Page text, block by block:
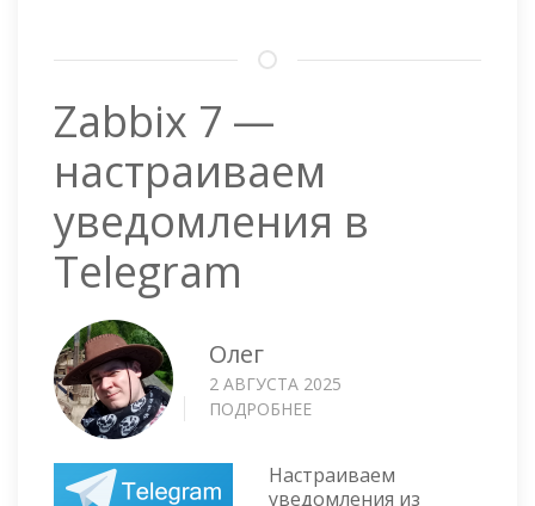
Zabbix 7 —
настраиваем
уведомления в
Telegram
Олег
2 АВГУСТА 2025
ПОДРОБНЕЕ
—
Настраиваем
уведомления из